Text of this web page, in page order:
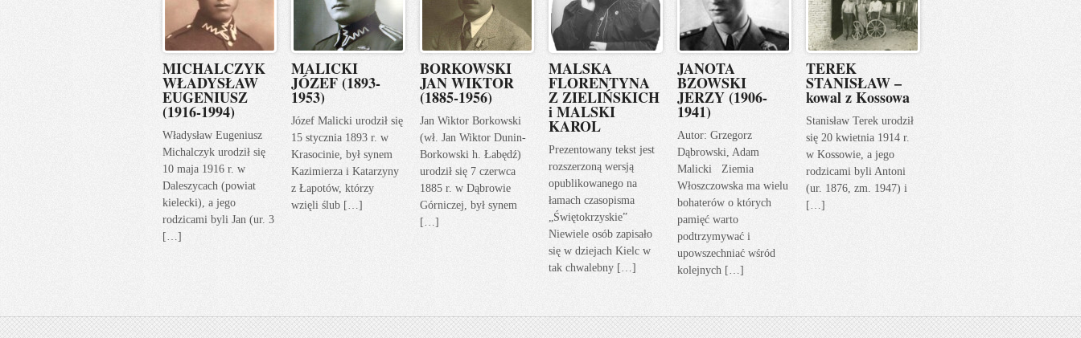
MICHALCZYK
WŁADYSŁAW
EUGENIUSZ
(1916-1994)
Władysław Eugeniusz
Michalczyk urodził się
10 maja 1916 r. w
Daleszycach (powiat
kielecki), a jego
rodzicami byli Jan (ur. 3
[…]
MALICKI
JÓZEF (1893-
1953)
Józef Malicki urodził się
15 stycznia 1893 r. w
Krasocinie, był synem
Kazimierza i Katarzyny
z Łapotów, którzy
wzięli ślub […]
BORKOWSKI
JAN WIKTOR
(1885-1956)
Jan Wiktor Borkowski
(wł. Jan Wiktor Dunin-
Borkowski h. Łabędź)
urodził się 7 czerwca
1885 r. w Dąbrowie
Górniczej, był synem
[…]
MALSKA
FLORENTYNA
Z ZIELIŃSKICH
i MALSKI
KAROL
Prezentowany tekst jest
rozszerzoną wersją
opublikowanego na
łamach czasopisma
„Świętokrzyskie”
Niewiele osób zapisało
się w dziejach Kielc w
tak chwalebny […]
JANOTA
BZOWSKI
JERZY (1906-
1941)
Autor: Grzegorz
Dąbrowski, Adam
Malicki Ziemia
Włoszczowska ma wielu
bohaterów o których
pamięć warto
podtrzymywać i
upowszechniać wśród
kolejnych […]
TEREK
STANISŁAW –
kowal z Kossowa
Stanisław Terek urodził
się 20 kwietnia 1914 r.
w Kossowie, a jego
rodzicami byli Antoni
(ur. 1876, zm. 1947) i
[…]